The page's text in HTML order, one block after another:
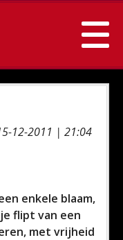
12-2011 | 21:04
enkele blaam,
flipt van een
met vrijheid